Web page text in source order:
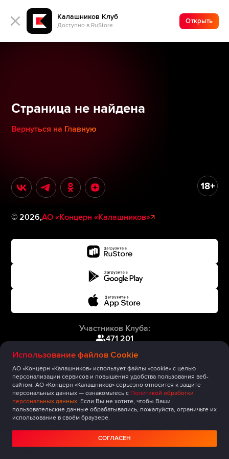
Калашников Клуб
Доступно в RuStore
Открыть
Использование файлов Cookie
АО «Концерн «Калашников» использует файлы «cookie» с целью
персонализации сервисов и повышения удобства пользования веб-
сайтом. АО «Концерн «Калашников» серьезно относится к защите
персональных данных — ознакомьтесь с Политикой обработки
персональных данных. Если Вы не хотите, чтобы Ваши
пользовательские данные обрабатывались, пожалуйста, ограничьте их
использование в своём браузере.
СОГЛАСЕН
Страница не найдена
Вернуться на Главную
©2026,АО «Концерн «Калашников»
Участников Клуба:
471 201